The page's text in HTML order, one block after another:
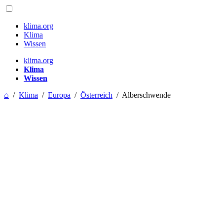
klima.org
Klima
Wissen
klima.org
Klima
Wissen
⌂ / Klima / Europa / Österreich / Alberschwende